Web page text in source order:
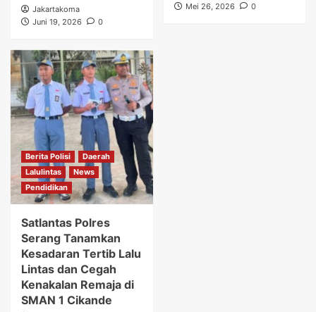
Jakartakoma
Juni 19, 2026
0
Mei 26, 2026
0
Berita Polisi
Daerah
Lalulintas
News
Pendidikan
Satlantas Polres
Serang Tanamkan
Kesadaran Tertib Lalu
Lintas dan Cegah
Kenakalan Remaja di
SMAN 1 Cikande